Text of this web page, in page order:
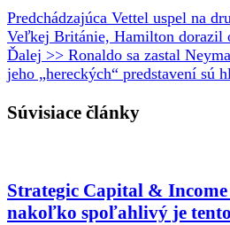
Predchádzajúca Vettel uspel na
Veľkej Británie, Hamilton dorazil
Ďalej >> Ronaldo sa zastal
jeho „hereckých“ predstavení sú
Súvisiace články
Strategic Capital &
nakoľko spoľahlivý je